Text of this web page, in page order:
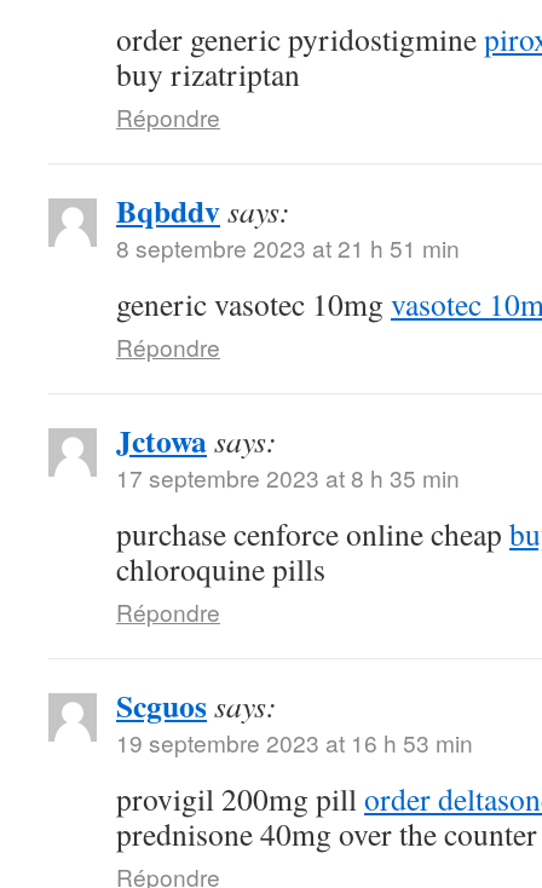
order generic pyridostigmine
buy rizatriptan
Répondre
Bqbddvsays:
8 septembre 2023 at 21 h 51 min
generic vasotec 10mg vasotec
Répondre
Jctowasays:
17 septembre 2023 at 8 h 35 min
purchase cenforce online cheap
chloroquine pills
Répondre
Scguossays:
19 septembre 2023 at 16 h 53 min
provigil 200mg pillorder
prednisone 40mg over the counter
Répondre